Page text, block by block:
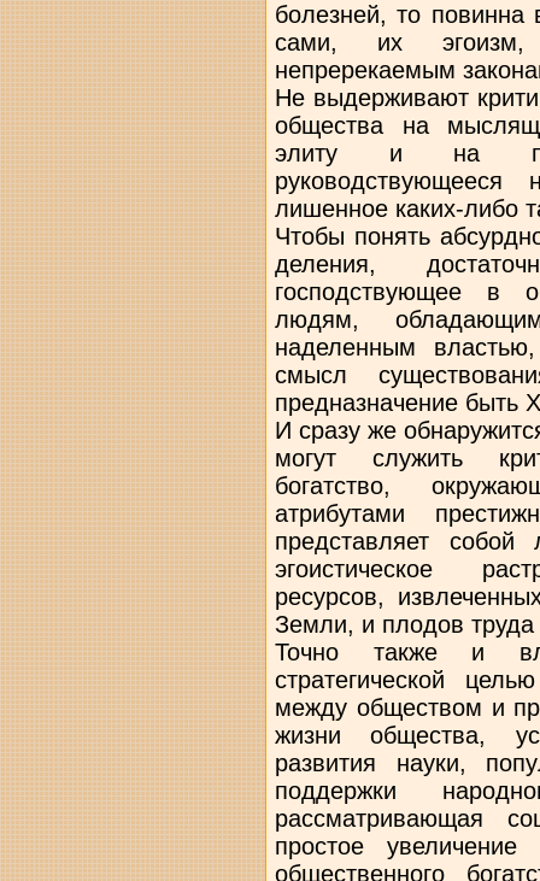
болезней, то
сами, их эгоизм,
непререкаемым
Не выдерживают
общества на
элиту и на
лишенное каких-либо
Чтобы понять
деления,
господствующее в
людям,
наделенным
смысл
предназначение быть
И сразу же
могут служить
богатство,
атрибутами
представляет
эгоистическое
ресурсов,
Земли, и плодов
Точно также и
стратегической
между обществом и
жизни общества,
развития науки,
поддержки
рассматривающая
простое
общественного